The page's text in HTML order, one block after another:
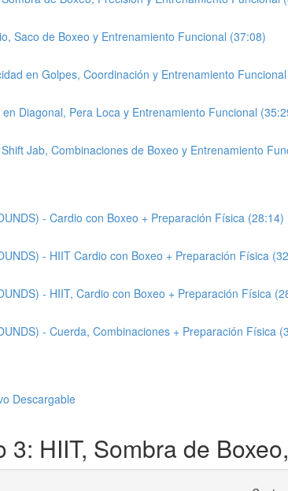
Saco de Boxeo y Entrenamiento Funcional (37:08)
en Golpes, Coordinación y Entrenamiento
Diagonal, Pera Loca y Entrenamiento Funcional
Jab, Combinaciones de Boxeo y Entrenamiento
- Cardio con Boxeo + Preparación Física (28:14)
- HIIT Cardio con Boxeo + Preparación Física
- HIIT, Cardio con Boxeo + Preparación Física
- Cuerda, Combinaciones + Preparación Física
Descargable
3: HIIT, Sombra de